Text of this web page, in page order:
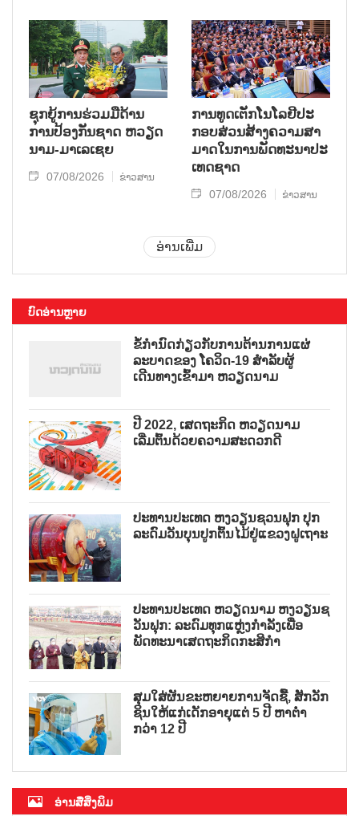
ຊຸກ​ຍູ້​ການ​ຮ່ວມ​ມື​ດ້ານ​
ການ​ປ້ອງ​ກັນ​ຊາດ ຫວຽດ​
ນາມ-ມາ​ເລ​ເຊຍ
07/08/2026 ຂ່າວສານ
ການ​ທູດ​ເຕັກ​ໂນ​ໂລ​ຢີ​ປະ​
ກອບ​ສ່ວນ​ສ້າງ​ຄວາມ​ສາ​
ມາດ​ໃນ​ການ​ພັດ​ທະ​ນາ​ປະ​
ເທດ​ຊາດ
07/08/2026 ຂ່າວສານ
ອ່ານເພີ່ມ
ບົດອ່ານຫຼາຍ
ຂໍ້ກຳນົດກ່ຽວກັບການຕ້ານການແຜ່
ລະບາດຂອງ ໂຄວິດ-19 ສຳລັບຜູ້
ເດີນທາງເຂົ້າມາ ຫວຽດນາມ
ປີ 2022, ເສດຖະກິດ ຫວຽດນາມ
ເລີ່ມຕົ້ນດ້ວຍຄວາມສະດວກດີ
ປະທານປະເທດ ຫງວຽນຊວນຟຸກ ປຸກ
ລະດົມວັນບຸນປູກຕົ້ນໄມ້ຢູ່ແຂວງຝູເຖາະ
ປະທານປະເທດ ຫວຽດນາມ ຫງວຽນຊ
ວັນຟຸກ: ລະດົມທຸກແຫຼ່ງກຳລັງເພື່ອ
ພັດທະນາເສດຖະກິດກະສິກຳ
ສຸມໃສ່ຜັນຂະຫຍາຍການຈັດຊື້, ສັກວັກ
ຊິນໃຫ້ແກ່ເດັກອາຍຸແຕ່ 5 ປີ ຫາຕ່ຳ
ກວ່າ 12 ປີ
ອ່ານສື່ສິ່ງພິມ